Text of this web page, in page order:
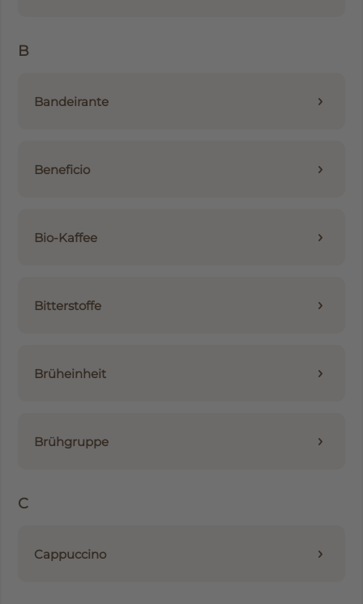
B
Bandeirante
Beneficio
Bio-Kaffee
Bitterstoffe
Brüheinheit
Brühgruppe
C
Cappuccino